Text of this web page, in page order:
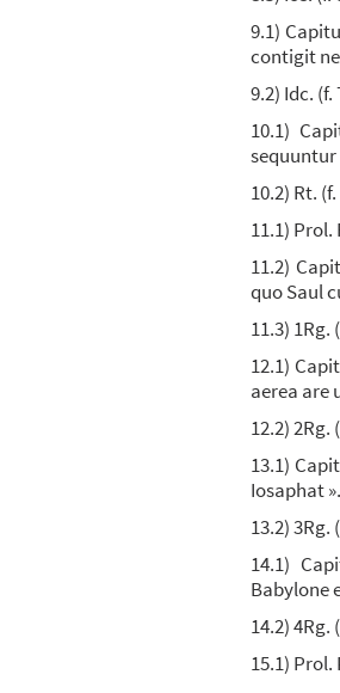
Ms. 75. « Breviarium ad usum ecclesie Tolosane
Ms. 76. Bréviaire à l'usage de l'église de Dax
Ms. 77 et 79. Bréviaire dominicain de
Ms. 78. Bréviaire à l'usage des dominicains de
Ms. 83. Collectaire à l'usage des dominicains
Ms. 84. « Incipiunt capitula et orationes totius
Capitularium] ad usum
Ms. 86. « Feriale. » Recueil des offices des
Ms. 87. « Kalendarium monasterii Beatæ
Ms. 88. « Incipiunt capitula totius anni,
Ms. 91. Missel de Bernard Galinier à l'usage
Ms. 93. Missel romain, avec calendrier
9.1)
contigit
9.2) Idc. (f.
10.1)
sequuntur
10.2) Rt.
11.1) Prol.
11.2)
quo Saul
11.3) 1Rg.
12.1)
aerea are
12.2) 2Rg.
13.1)
Iosaphat
13.2) 3Rg.
14.1)
Babylone
14.2) 4Rg.
15.1) Prol.